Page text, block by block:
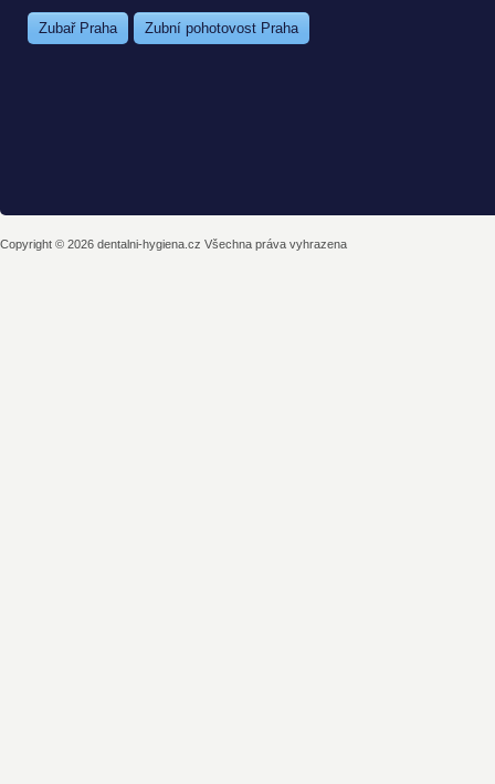
Zubař Praha Zubní pohotovost Praha
Copyright © 2026 dentalni-hygiena.cz Všechna práva vyhrazena